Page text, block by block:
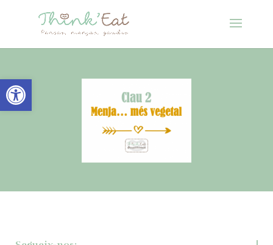
Obre la barra d'eines